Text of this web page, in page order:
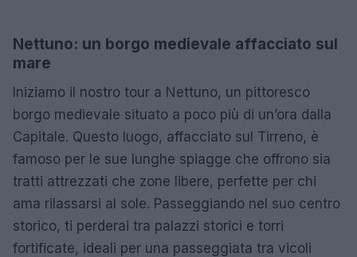
Nettuno: un borgo medievale affacciato sul
mare
Iniziamo il nostro tour a Nettuno, un pittoresco
borgo medievale situato a poco più di un’ora dalla
Capitale. Questo luogo, affacciato sul Tirreno, è
famoso per le sue lunghe spiagge che offrono sia
tratti attrezzati che zone libere, perfette per chi
ama rilassarsi al sole. Passeggiando nel suo centro
storico, ti perderai tra palazzi storici e torri
fortificate, ideali per una passeggiata tra vicoli